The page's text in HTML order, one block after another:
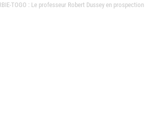
TOGO : Le professeur Robert Dussey en